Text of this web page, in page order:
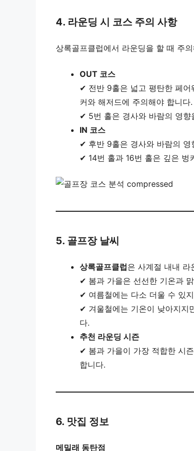
4. 라운딩 시 코스 주의 사항
상록골프클럽에서 라운딩을 할 때 주
OUT 코스
✔ 전반 9홀은 넓고 평탄한 페어
커와 해저드에 주의해야 합니다.
✔ 5번 홀은 경사와 바람의 영향
IN 코스
✔ 후반 9홀은 경사와 바람의 영
✔ 14번 홀과 16번 홀은 깊은 벙
5. 골프장 날씨
상록골프클럽은 사계절 내내 라
✔ 봄과 가을은 선선한 기온과
✔ 여름철에는 다소 더울 수 있
✔ 겨울철에는 기온이 낮아지지
다.
추천 라운딩 시즌
✔ 봄과 가을이 가장 적합한 시
합니다.
6. 맛집 정보
메밀래 동탄점